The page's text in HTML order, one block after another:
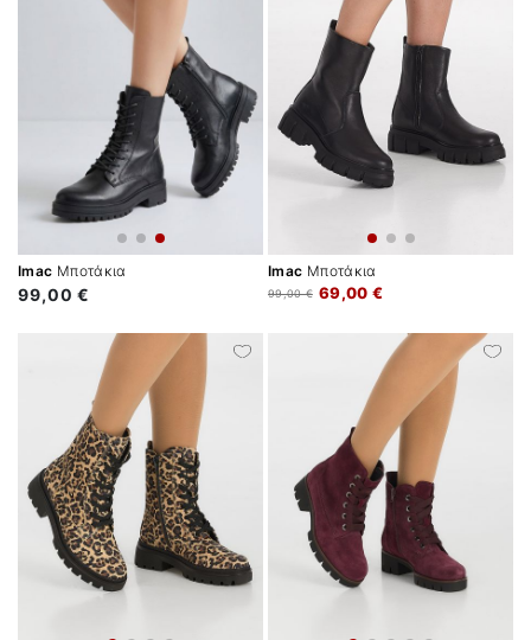
Imac Μποτάκια
99,00 €
Imac Μποτάκια
69,00 €
99,00 €